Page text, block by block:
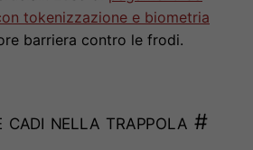
tokenizzazione e biometria
barriera contro le frodi.
cadi nella trappola #